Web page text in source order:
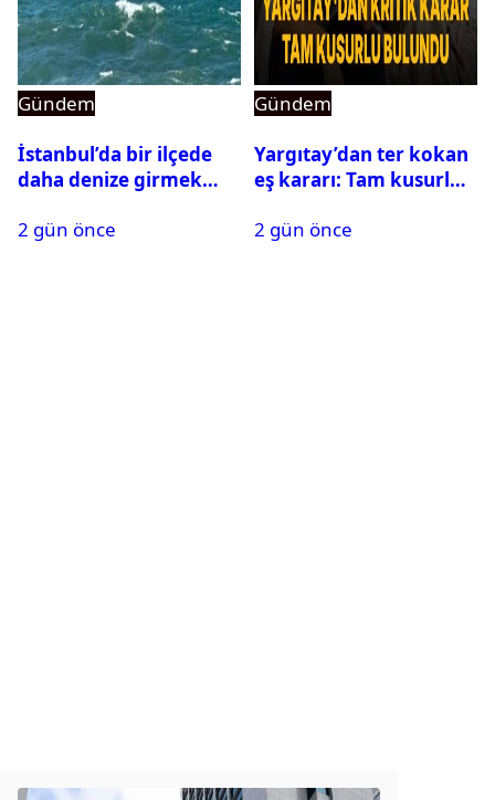
Gündem
İstanbul’da bir ilçede
daha denize girmek
2 gün önce
Gündem
Yargıtay’dan ter kokan
eş kararı: Tam kusurlu
2 gün önce